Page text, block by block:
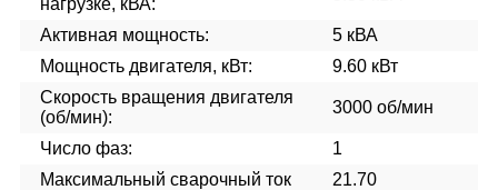
нагрузке, кВА:
Активная мощность:
5 кВА
Мощность двигателя, кВт:
9.60 кВт
Скорость вращения двигателя
(об/мин):
3000 об/мин
Число фаз:
1
Максимальный сварочный ток
21.70